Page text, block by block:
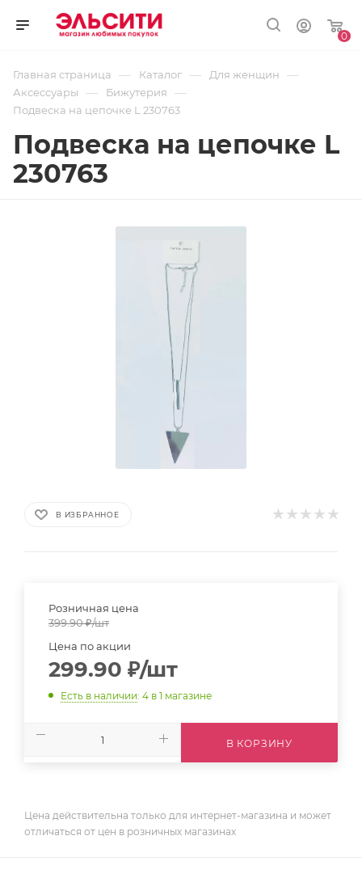
0
Главная страница — Каталог — Для женщин —
Аксессуары — Бижутерия —
Подвеска на цепочке L 230763
Подвеска на цепочке L
230763
В ИЗБРАННОЕ
Розничная цена
399.90₽/шт
Цена по акции
299.90 ₽/шт
Есть в наличии: 4 в 1 магазине
В КОРЗИНУ
Цена действительна только для интернет-магазина и может
отличаться от цен в розничных магазинах